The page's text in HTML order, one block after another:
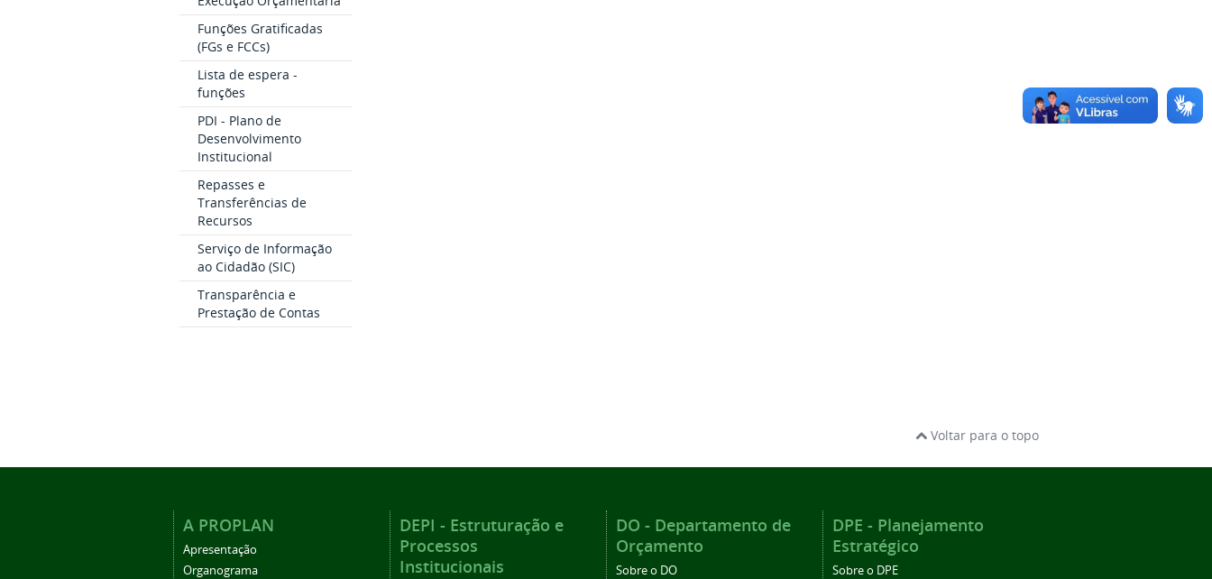
Funções Gratificadas
(FGs e FCCs)
Lista de espera -
funções
PDI - Plano de
Desenvolvimento
Institucional
Repasses e
Transferências de
Recursos
Serviço de Informação
ao Cidadão (SIC)
Transparência e
Prestação de Contas
Voltar para o topo
A PROPLAN
Apresentação
Organograma
DEPI - Estruturação e
Processos
Institucionais
DO - Departamento de
Orçamento
Sobre o DO
DPE - Planejamento
Estratégico
Sobre o DPE